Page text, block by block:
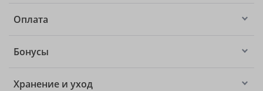
Оплата
Бонусы
Хранение и уход